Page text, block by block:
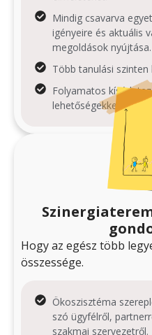
Mindig csavarva
igényeire és aktuális
megoldások nyújtása.
Több tanulási szinten
Folyamatos
lehetőségekkel.
Hogy az egész több
összessége.
Ökoszisztéma
szó ügyfélről,
szakmai szervezetről.